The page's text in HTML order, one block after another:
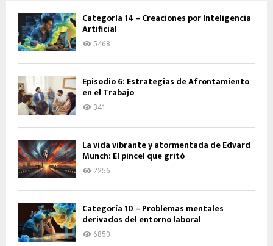
Categoría 14 – Creaciones por Inteligencia
Artificial
5468
Episodio 6: Estrategias de Afrontamiento
en el Trabajo
341
La vida vibrante y atormentada de Edvard
Munch: El pincel que gritó
2256
Categoría 10 – Problemas mentales
derivados del entorno laboral
6850